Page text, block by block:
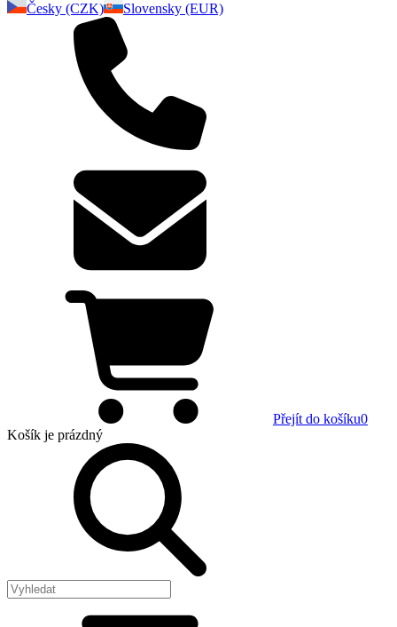
Česky (CZK)
Slovensky (EUR)
Přejít do košíku0
Košík je prázdný